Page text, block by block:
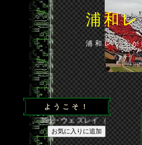
浦和
浦和レッズ
ようこそ！
）、39分･ウェズレイ（広）、86